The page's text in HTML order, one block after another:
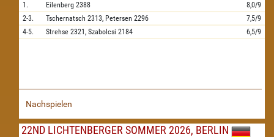
1. Eilenberg 2388
8,0/9
2-3.
Tschernatsch 2313, Petersen 2296
7,5/9
4-5.
Strehse 2321, Szabolcsi 2184 6,5/9
Nachspielen
22ND LICHTENBERGER SOMMER 2026, BERLIN